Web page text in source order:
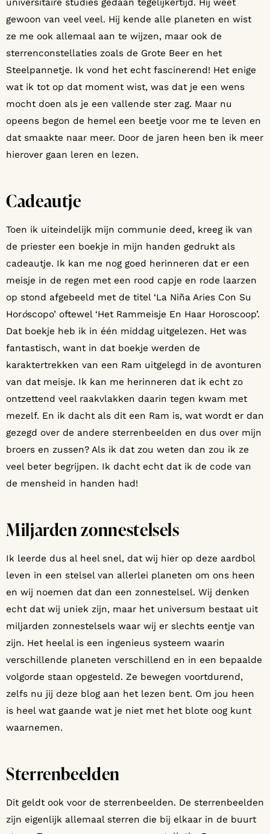
universitaire studies gedaan tegelijkertijd. Hij weet
gewoon van veel veel. Hij kende alle planeten en wist
ze me ook allemaal aan te wijzen, maar ook de
sterrenconstellaties zoals de Grote Beer en het
Steelpannetje. Ik vond het echt fascinerend! Het enige
wat ik tot op dat moment wist, was dat je een wens
mocht doen als je een vallende ster zag. Maar nu
opeens begon de hemel een beetje voor me te leven en
dat smaakte naar meer. Door de jaren heen ben ik meer
hierover gaan leren en lezen.
Cadeautje
Toen ik uiteindelijk mijn communie deed, kreeg ik van
de priester een boekje in mijn handen gedrukt als
cadeautje. Ik kan me nog goed herinneren dat er een
meisje in de regen met een rood capje en rode laarzen
op stond afgebeeld met de titel ‘La Niña Aries Con Su
Horóscopo’ oftewel ‘Het Rammeisje En Haar Horoscoop’.
Dat boekje heb ik in één middag uitgelezen. Het was
fantastisch, want in dat boekje werden de
karaktertrekken van een Ram uitgelegd in de avonturen
van dat meisje. Ik kan me herinneren dat ik echt zo
ontzettend veel raakvlakken daarin tegen kwam met
mezelf. En ik dacht als dit een Ram is, wat wordt er dan
gezegd over de andere sterrenbeelden en dus over mijn
broers en zussen? Als ik dat zou weten dan zou ik ze
veel beter begrijpen. Ik dacht echt dat ik de code van
de mensheid in handen had!
Miljarden zonnestelsels
Ik leerde dus al heel snel, dat wij hier op deze aardbol
leven in een stelsel van allerlei planeten om ons heen
en wij noemen dat dan een zonnestelsel. Wij denken
echt dat wij uniek zijn, maar het universum bestaat uit
miljarden zonnestelsels waar wij er slechts eentje van
zijn. Het heelal is een ingenieus systeem waarin
verschillende planeten verschillend en in een bepaalde
volgorde staan opgesteld. Ze bewegen voortdurend,
zelfs nu jij deze blog aan het lezen bent. Om jou heen
is heel wat gaande wat je niet met het blote oog kunt
waarnemen.
Sterrenbeelden
Dit geldt ook voor de sterrenbeelden. De sterrenbeelden
zijn eigenlijk allemaal sterren die bij elkaar in de buurt